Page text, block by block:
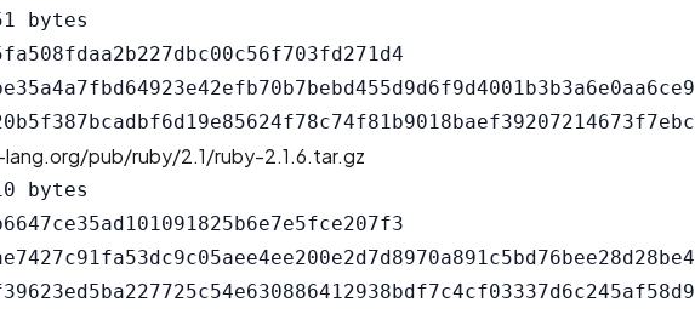
bytes
pub/ruby/2.1/ruby-2.1.6.tar.gz
bytes